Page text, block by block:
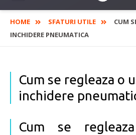
HOME SFATURI UTILE
CUM
INCHIDERE PNEUMATICA
Cum se regleaza o
inchidere
Cum se